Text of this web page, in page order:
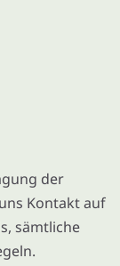
der
Kontakt auf
sämtliche